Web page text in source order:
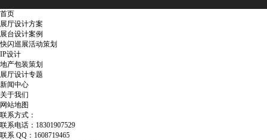
首页
展厅设计方案
展台设计案例
快闪巡展活动策划
IP设计
地产包装策划
展厅设计专题
新闻中心
关于我们
网站地图
联系方式：
联系电话：18301907529
联系 QQ：1608719465